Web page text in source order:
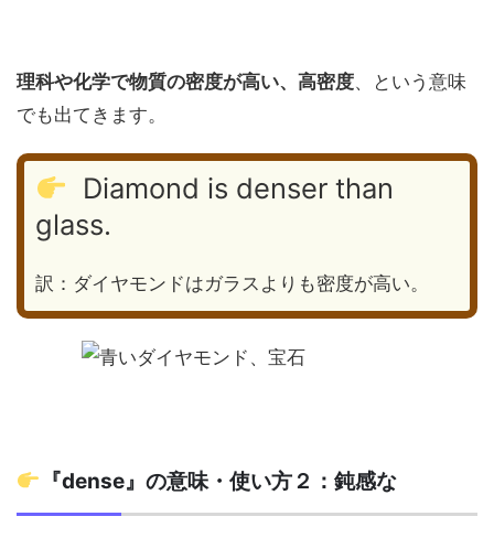
理科や化学で物質の密度が高い、高密度、という意味
でも出てきます。
Diamond is denser than
glass.
訳：ダイヤモンドはガラスよりも密度が高い。
『dense』の意味・使い方２：鈍感な